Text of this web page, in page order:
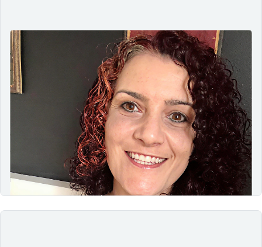
Autonomia não vem pronta:
acessibilidade além das boas
intenções
Designer cega e referência em acessibilidade digital, Ana
Goveia compartilha sua trajetória, desafios e
aprendizados no segundo episódio do podcast Foco
Acessível. Uma conversa inspiradora e sem
romantismo…